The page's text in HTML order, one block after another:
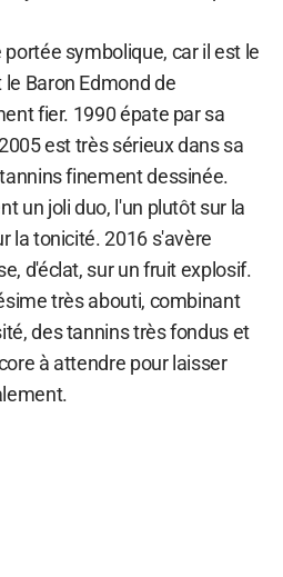
symbolique, car il est le
Baron Edmond de
fier. 1990 épate par sa
est très sérieux dans sa
finement dessinée.
un joli duo, l'un plutôt sur la
la tonicité. 2016 s'avère
d'éclat, sur un fruit explosif.
très abouti, combinant
des tannins très fondus et
à attendre pour laisser